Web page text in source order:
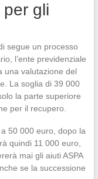
gli
segue un processo
l’ente previdenziale
una valutazione del
La soglia di 39 000
la parte superiore
per il recupero.
50 000 euro, dopo la
quindi 11 000 euro,
mai gli aiuti ASPA
se la successione